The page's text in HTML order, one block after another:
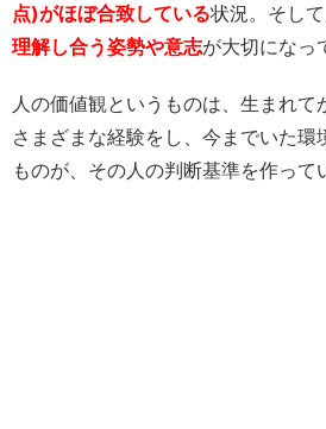
点)がほぼ合致している状況。そし
理解し合う姿勢や意志が大切になっ
人の価値観というものは、生まれて
さまざまな経験をし、今までいた環
ものが、その人の判断基準を作って